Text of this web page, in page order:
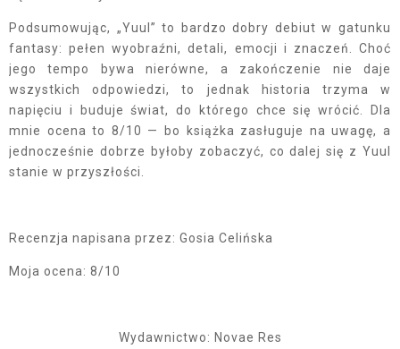
Podsumowując, „Yuul” to bardzo dobry debiut w gatunku
fantasy: pełen wyobraźni, detali, emocji i znaczeń. Choć
jego tempo bywa nierówne, a zakończenie nie daje
wszystkich odpowiedzi, to jednak historia trzyma w
napięciu i buduje świat, do którego chce się wrócić. Dla
mnie ocena to 8/10 — bo książka zasługuje na uwagę, a
jednocześnie dobrze byłoby zobaczyć, co dalej się z Yuul
stanie w przyszłości.
Recenzja napisana przez: Gosia Celińska
Moja ocena: 8/10
Wydawnictwo: Novae Res